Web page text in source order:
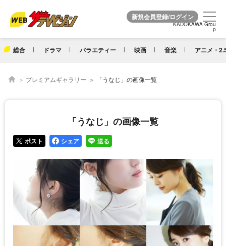
KADOKAWA Grou
p
総合 ドラマ バラエティー 映画 音楽 アニメ・
KADOKAWA Grou
p
プレミアムギャラリー 「うなじ」の画像一覧
「うなじ」の画像一覧
ポスト シェア 送る